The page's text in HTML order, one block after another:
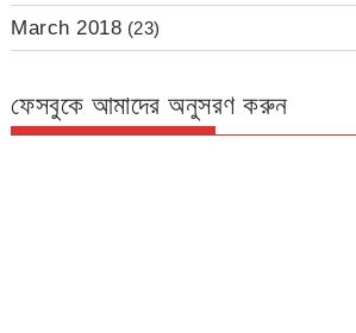
March 2018 (23)
ফেসবুকে আমাদের অনুসরণ করুন